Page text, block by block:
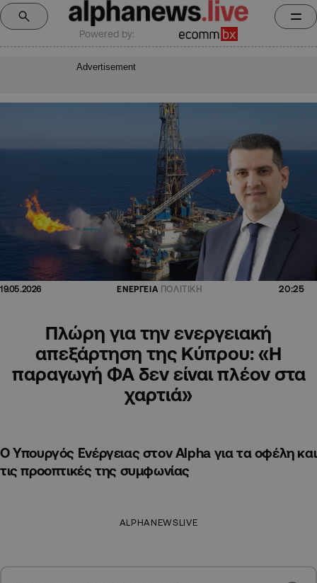
Powered by:
Advertisement
19.05.2026 ΕΝΕΡΓΕΙΑ ΠΟΛΙΤΙΚΗ 20:25
Πλώρη για την ενεργειακή
απεξάρτηση της Κύπρου: «Η
παραγωγή ΦΑ δεν είναι πλέον στα
χαρτιά»
Ο Υπουργός Ενέργειας στον Alpha για τα οφέλη και
τις προοπτικές της συμφωνίας
ALPHANEWSLIVE